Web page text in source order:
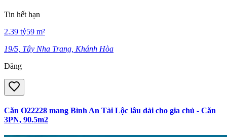
Tin hết hạn
2.39 tỷ59 m²
19/5, Tây Nha Trang, Khánh Hòa
Đăng
Căn O22228 mang Bình An Tài Lộc lâu dài cho gia chủ - Căn
3PN, 90.5m2